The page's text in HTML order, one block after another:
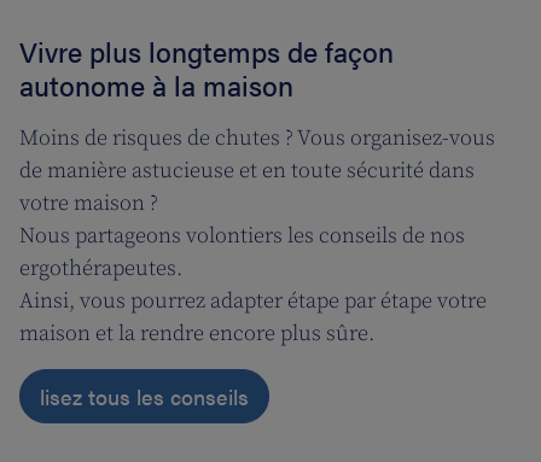
Vivre plus longtemps de façon
autonome à la maison
Moins de risques de chutes ? Vous organisez-vous
de manière astucieuse et en toute sécurité dans
votre maison ?
Nous partageons volontiers les conseils de nos
ergothérapeutes.
Ainsi, vous pourrez adapter étape par étape votre
maison et la rendre encore plus sûre.
lisez tous les conseils